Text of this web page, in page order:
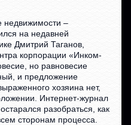
недвижимости –
на недавней
Дмитрий Таганов,
корпорации «Инком-
но равновесие
и предложение
хозяина нет,
Интернет-журнал
разобраться, как
сторонам процесса.